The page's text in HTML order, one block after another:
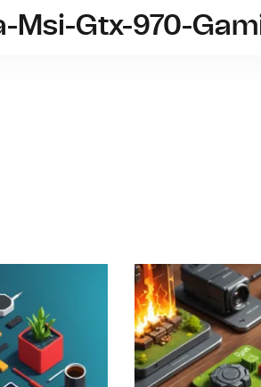
Msi-Gtx-970-